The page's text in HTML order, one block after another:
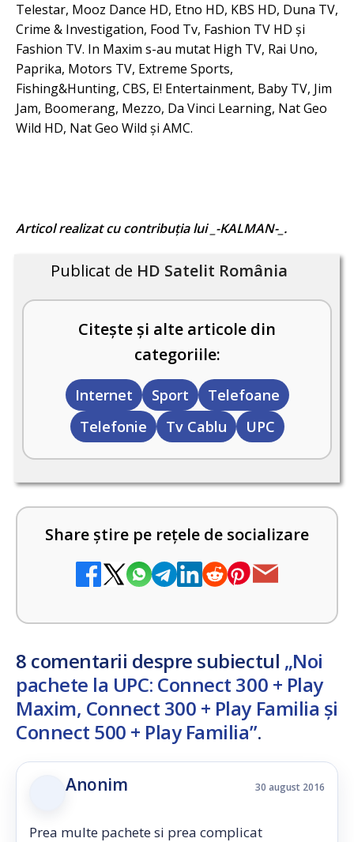
Telestar, Mooz Dance HD, Etno HD, KBS HD, Duna TV,
Crime & Investigation, Food Tv, Fashion TV HD și
Fashion TV. In Maxim s-au mutat High TV, Rai Uno,
Paprika, Motors TV, Extreme Sports,
Fishing&Hunting, CBS, E! Entertainment, Baby TV, Jim
Jam, Boomerang, Mezzo, Da Vinci Learning, Nat Geo
Wild HD, Nat Geo Wild și AMC.
Articol realizat cu contribuția lui _-KALMAN-_.
Publicat de HD Satelit România
Citește și alte articole din
categoriile:
Internet Sport
Telefoane
Telefonie
Tv Cablu UPC
Share știre pe rețele de socializare
8 comentarii despre subiectul „Noi
pachete la UPC: Connect 300 + Play
Maxim, Connect 300 + Play Familia și
Connect 500 + Play Familia”.
Anonim 30 august 2016
Prea multe pachete si prea complicat